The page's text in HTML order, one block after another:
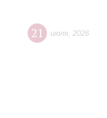
21 июля 2026